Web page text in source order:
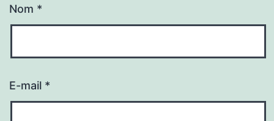
Nom *
E-mail *